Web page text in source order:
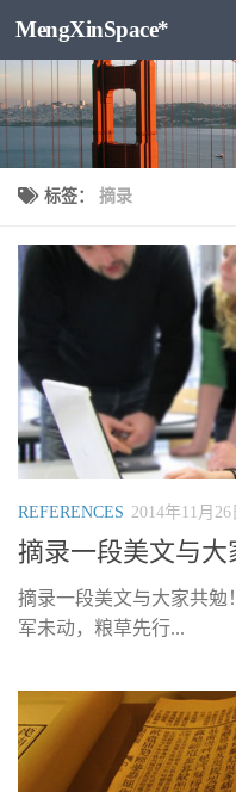
跳至内容
MengXinSpace*
标签： 摘录
REFERENCES 2014年11月26
摘录一段美文与大
摘录一段美文与大家共勉
军未动，粮草先行...